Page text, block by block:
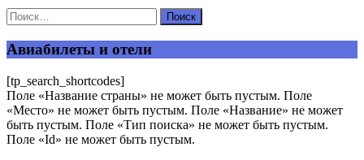
Ваш адрес email не будет опубликован.
Авиабилеты и отели
[tp_search_shortcodes]
Поле «Название страны» не может быть пустым. Поле
«Место» не может быть пустым. Поле «Название» не может
быть пустым. Поле «Тип поиска» не может быть пустым.
Поле «Id» не может быть пустым.